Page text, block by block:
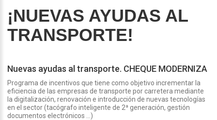
¡NUEVAS AYUDAS AL
TRANSPORTE!
Nuevas ayudas al transporte. CHEQUE MODERNIZA
Programa de incentivos que tiene como objetivo incrementar la
eficiencia de las empresas de transporte por carretera mediante
la digitalización, renovación e introducción de nuevas tecnologías
en el sector (tacógrafo inteligente de 2ª generación, gestión
documentos electrónicos …)